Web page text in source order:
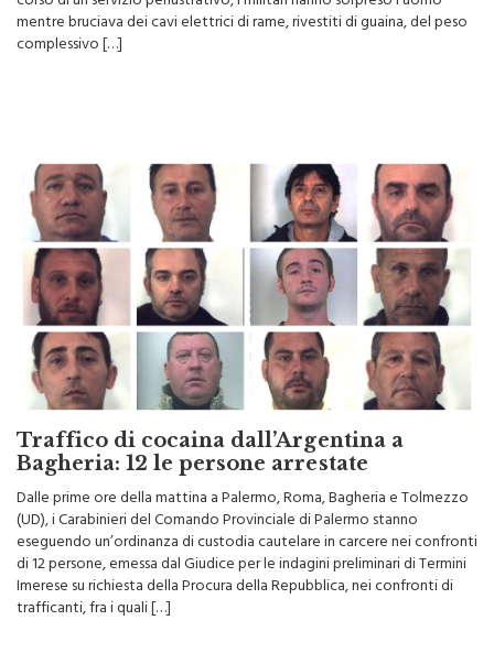
arrestato dai carabinieri della stazione di Altofonte. In particolare, nel
corso di un servizio perlustrativo, i militari hanno sorpreso l’uomo
mentre bruciava dei cavi elettrici di rame, rivestiti di guaina, del peso
Traffico di cocaina dall’Argentina a
Bagheria: 12 le persone arrestate
Dalle prime ore della mattina a Palermo, Roma, Bagheria e Tolmezzo
(UD), i Carabinieri del Comando Provinciale di Palermo stanno
eseguendo un’ordinanza di custodia cautelare in carcere nei confronti
di 12 persone, emessa dal Giudice per le indagini preliminari di Termini
Imerese su richiesta della Procura della Repubblica, nei confronti di